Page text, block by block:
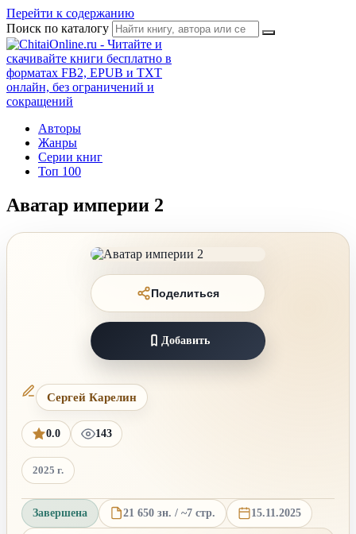
Перейти к содержанию
Поиск по каталогу
Авторы
Жанры
Серии книг
Топ 100
Аватар империи 2
Поделиться
Добавить
Сергей Карелин
0.0 143
2025 г.
Завершена 21 650 зн. / ~7 стр. 15.11.2025